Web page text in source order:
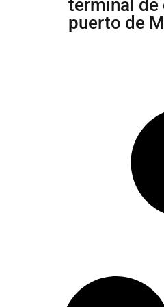
terminal de
puerto de